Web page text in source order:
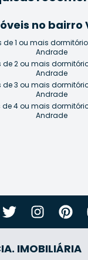
no bairro
de 1 ou mais
Andrade
2 ou mais
Andrade
3 ou mais
Andrade
4 ou mais
Andrade
IMOBILIÁRIA